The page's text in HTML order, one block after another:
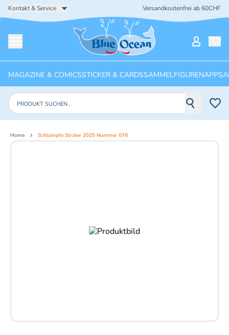
Kontakt & Service Versandkostenfrei ab 60CHF
Startseite
MAGAZINE & COMICSSTICKER & CARDSSAMMELFIGURENAPPS
Produkte suchen
Home Schlümpfe Sticker 2025 Nummer 078